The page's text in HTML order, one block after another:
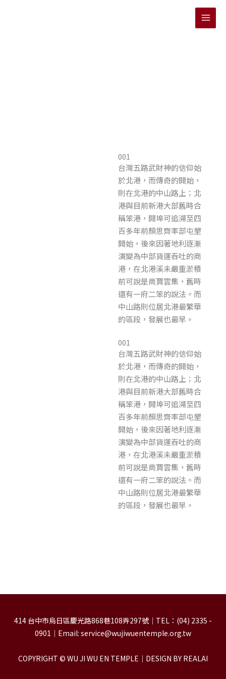
001
台灣五路武財神的信仰始
於北港，而傳奇的開始，
則在北港的中山路上；北
港與目前新港大部舊時合
稱笨港，開埠可追溯至四
百多年前顏思齊率部屯墾
開始，後來因著地利逐漸
演變為中部貨運吞吐的商
港，在北港溪未嚴重淤積
前可說是商賈雲集，舊時
還有一府二笨的說法。而
中山路則位居北港最繁華
的區段，發展也最早。
001
台灣五路武財神的信仰始
於北港，而傳奇的開始，
則在北港的中山路上；北
港與目前新港大部舊時合
稱笨港，開埠可追溯至四
百多年前顏思齊率部屯墾
開始，後來因著地利逐漸
演變為中部貨運吞吐的商
港，在北港溪未嚴重淤積
前可說是商賈雲集，舊時
還有一府二笨的說法。而
中山路則位居北港最繁華
的區段，發展也最早。
414 台中市烏日區慶光路868巷108弄297號｜TEL：(04) 2335 -
0901｜Email: service@wujiwuentemple.org.tw
COPYRIGHT © WU JI WU EN TEMPLE｜DESIGN BY REALAI